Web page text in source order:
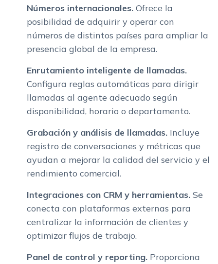
Números internacionales. Ofrece la
posibilidad de adquirir y operar con
números de distintos países para ampliar la
presencia global de la empresa.
Enrutamiento inteligente de llamadas.
Configura reglas automáticas para dirigir
llamadas al agente adecuado según
disponibilidad, horario o departamento.
Grabación y análisis de llamadas. Incluye
registro de conversaciones y métricas que
ayudan a mejorar la calidad del servicio y el
rendimiento comercial.
Integraciones con CRM y herramientas. Se
conecta con plataformas externas para
centralizar la información de clientes y
optimizar flujos de trabajo.
Panel de control y reporting. Proporciona